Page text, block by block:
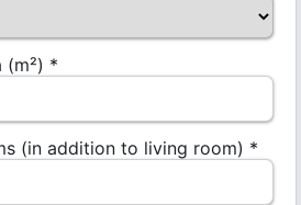
*
(in addition to living room) *